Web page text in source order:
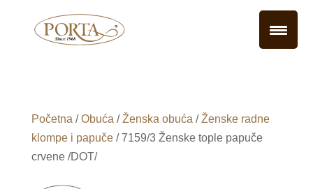
Početna /Obuća /Ženska obuća /Ženske radne
klompe i papuče/ 7159/3 Ženske tople papuče
crvene /DOT/